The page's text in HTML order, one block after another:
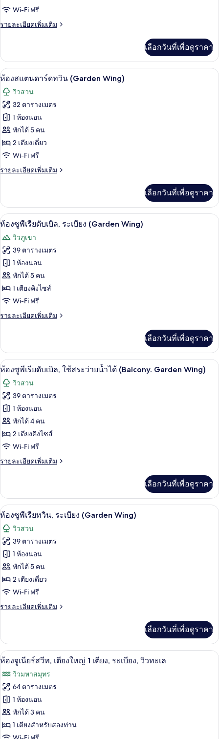
พี
เรียดั
(Garden
Wing)
Wi-Fi ฟรี
รายละเอียดเพิ่มเติม
ราย
เกี่ยว
กับ
ห้อง
พี
เรียดั
บเบิล
(Garden
Wing)
เลือกวันที่เพื่อดูราคา
เปิด
ภาพถ่าย
ทั้งหมด
ของ
ห้อง
สแตนดาร์ด
ทวิน
(Garden
ห้องสแตนดาร์ดทวิน (Garden Wing)
5
ห้องสแตนดาร์ดทวิน (Garden Wing)
วิวสวน
32 ตารางเมตร
1 ห้องนอน
พักได้ 5 คน
2 เตียงเดี่ยว
Wi-Fi ฟรี
รายละเอียดเพิ่มเติม
ราย
เกี่ยว
กับ
ห้อง
สแตนดาร์ด
ทวิ
น
(Garden
Wing)
เลือกวันที่เพื่อดูราคา
เปิด
ภาพถ่าย
ทั้งหมด
ของ
ห้อง
ซู
พี
เรียดั
ระเบียง
(Garden
Wing)
ห้องซูพีเรียดับเบิล, ระเบียง (Garden
5
ห้องซูพีเรียดับเบิล, ระเบียง (Garden Wing)
วิวภูเขา
39 ตารางเมตร
1 ห้องนอน
พักได้ 5 คน
1 เตียงคิงไซส์
Wi-Fi ฟรี
รายละเอียดเพิ่มเติม
ราย
เกี่ยว
กับ
ห้อง
พี
เรียดั
บเบิล,
ระเบียง
(Garden
Wing)
เลือกวันที่เพื่อดูราคา
เปิด
ภาพถ่าย
ทั้งหมด
ของ
ห้อง
ซู
พี
เรียดั
ใช้
สระ
ว่าย
น้ำ
ได้
(Balcony.
Garden
Wing)
มินิบาร์, ตู้นิรภัยในห้องพัก, โต๊ะทำงาน
5
ห้องซูพีเรียดับเบิล, ใช้สระว่ายน้ำได้ (Balcony. Garden Wing)
วิวสวน
39 ตารางเมตร
1 ห้องนอน
พักได้ 4 คน
2 เตียงคิงไซส์
Wi-Fi ฟรี
รายละเอียดเพิ่มเติม
ราย
เกี่ยว
กับ
ห้อง
พี
เรียดั
บเบิล,
ใช้
สระ
ว่าย
น้ำ
ได้
(Balcony.
Garden
เลือกวันที่เพื่อดูราคา
เปิด
ภาพถ่าย
ทั้งหมด
ของ
ห้อง
ซู
พี
เรีย
ระเบียง
(Garden
Wing)
ห้องซูพีเรียทวิน, ระเบียง (Garden
5
ห้องซูพีเรียทวิน, ระเบียง (Garden Wing)
วิวสวน
39 ตารางเมตร
1 ห้องนอน
พักได้ 5 คน
2 เตียงเดี่ยว
Wi-Fi ฟรี
รายละเอียดเพิ่มเติม
ราย
เกี่ยว
กับ
ห้อง
พี
เรีย
ทวิ
น,
ระเบียง
(Garden
Wing)
เลือกวันที่เพื่อดูราคา
เปิด
ภาพถ่าย
ทั้งหมด
ของ
ห้อง
จู
ห้องจูเนียร์สวีท, เตียงใหญ่ 1 เตียง, ร
6
ห้องจูเนียร์สวีท, เตียงใหญ่ 1 เตียง, ระเบียง, วิวทะเล
วิวมหาสมุทร
64 ตารางเมตร
1 ห้องนอน
พักได้ 3 คน
1 เตียงสำหรับสองท่าน